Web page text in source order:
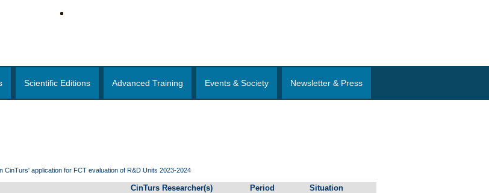
Scientific Editions Advanced Training Events & Society Newsletter & Press
application for FCT evaluation of R&D Units 2023-2024
CinTurs Researcher(s) Period Situation